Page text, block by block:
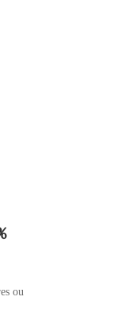
ou